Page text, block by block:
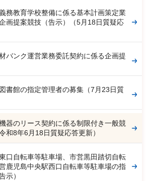
務教育学校整備に係る基本計画策定業
画提案競技（告示）（5月18日質疑応
バンク運営業務委託契約に係る企画提
書館の指定管理者の募集（7月23日質
器のリース契約に係る制限付き一般競
和8年6月18日質疑応答更新）
口自転車等駐車場、市営黒田踏切自転
鹿児島中央駅西口自転車等駐車場の指
示）